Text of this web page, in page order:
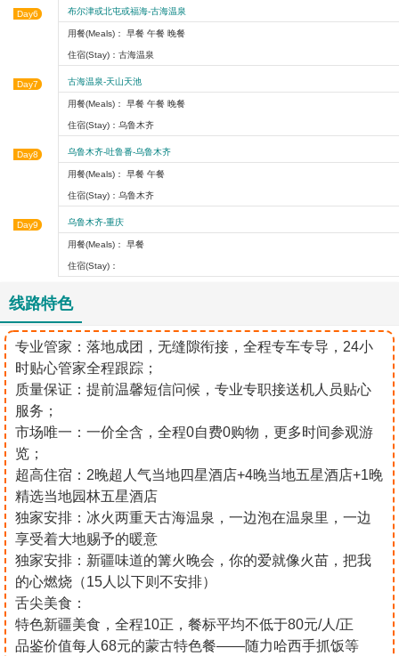
Day6 布尔津或北屯或福海-古海温泉
用餐(Meals)： 早餐 午餐 晚餐
住宿(Stay)：古海温泉
Day7 古海温泉-天山天池
用餐(Meals)： 早餐 午餐 晚餐
住宿(Stay)：乌鲁木齐
Day8 乌鲁木齐-吐鲁番-乌鲁木齐
用餐(Meals)： 早餐 午餐
住宿(Stay)：乌鲁木齐
Day9 乌鲁木齐-重庆
用餐(Meals)： 早餐
住宿(Stay)：
线路特色
专业管家：落地成团，无缝隙衔接，全程专车专导，24小
时贴心管家全程跟踪；
质量保证：提前温馨短信问候，专业专职接送机人员贴心
服务；
市场唯一：一价全含，全程0自费0购物，更多时间参观游
览；
超高住宿：2晚超人气当地四星酒店+4晚当地五星酒店+1晚
精选当地园林五星酒店
独家安排：冰火两重天古海温泉，一边泡在温泉里，一边
享受着大地赐予的暖意
独家安排：新疆味道的篝火晚会，你的爱就像火苗，把我
的心燃烧（15人以下则不安排）
舌尖美食：
特色新疆美食，全程10正，餐标平均不低于80元/人/正
品鉴价值每人68元的蒙古特色餐——随力哈西手抓饭等